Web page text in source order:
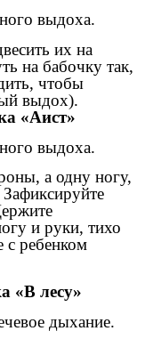
выдоха.
их на
на бабочку так,
чтобы
выдох).
«Аист»
выдоха.
а одну ногу,
и руки, тихо
ребенком
«В лесу»
дыхание.